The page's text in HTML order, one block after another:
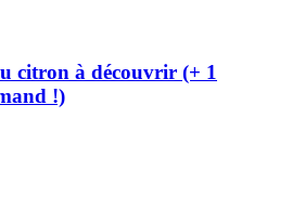
citron à découvrir (+ 1
!)